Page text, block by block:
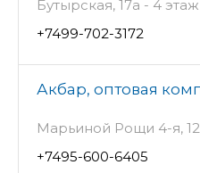
Бутырская, 17а - 4 этаж
+7499-702-3172
Акбар, оптовая
Марьиной Рощи 4-я,
+7495-600-6405